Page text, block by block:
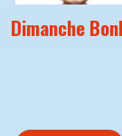
Dimanche